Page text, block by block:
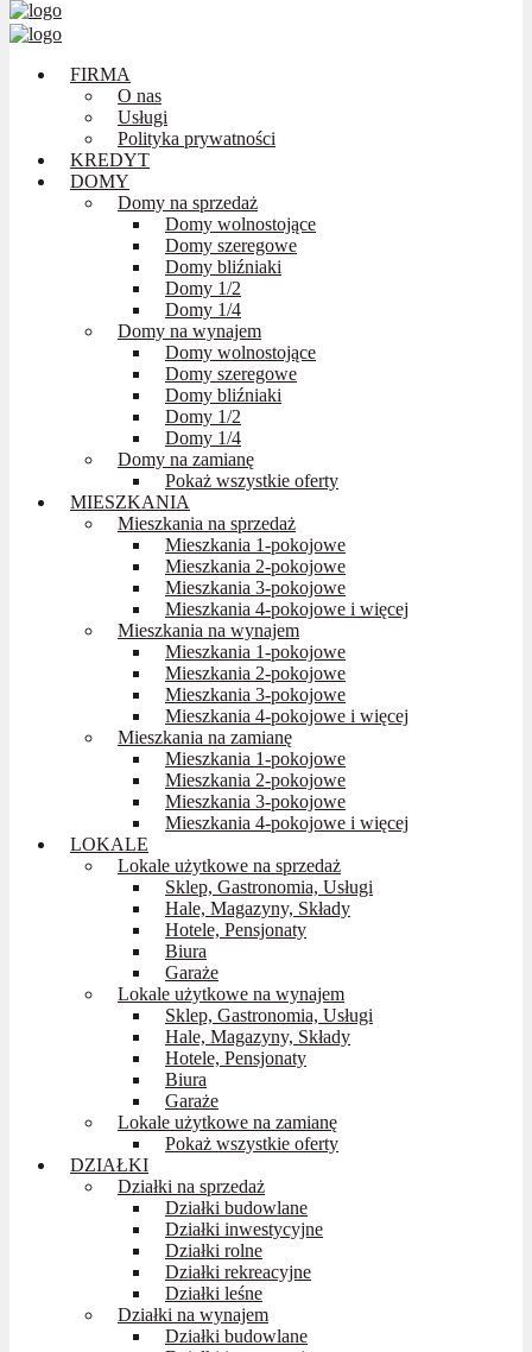
FIRMA
O nas
Usługi
Polityka prywatności
KREDYT
DOMY
Domy na sprzedaż
Domy wolnostojące
Domy szeregowe
Domy bliźniaki
Domy 1/2
Domy 1/4
Domy na wynajem
Domy wolnostojące
Domy szeregowe
Domy bliźniaki
Domy 1/2
Domy 1/4
Domy na zamianę
Pokaż wszystkie oferty
MIESZKANIA
Mieszkania na sprzedaż
Mieszkania 1-pokojowe
Mieszkania 2-pokojowe
Mieszkania 3-pokojowe
Mieszkania 4-pokojowe i więcej
Mieszkania na wynajem
Mieszkania 1-pokojowe
Mieszkania 2-pokojowe
Mieszkania 3-pokojowe
Mieszkania 4-pokojowe i więcej
Mieszkania na zamianę
Mieszkania 1-pokojowe
Mieszkania 2-pokojowe
Mieszkania 3-pokojowe
Mieszkania 4-pokojowe i więcej
LOKALE
Lokale użytkowe na sprzedaż
Sklep, Gastronomia, Usługi
Hale, Magazyny, Składy
Hotele, Pensjonaty
Biura
Garaże
Lokale użytkowe na wynajem
Sklep, Gastronomia, Usługi
Hale, Magazyny, Składy
Hotele, Pensjonaty
Biura
Garaże
Lokale użytkowe na zamianę
Pokaż wszystkie oferty
DZIAŁKI
Działki na sprzedaż
Działki budowlane
Działki inwestycyjne
Działki rolne
Działki rekreacyjne
Działki leśne
Działki na wynajem
Działki budowlane